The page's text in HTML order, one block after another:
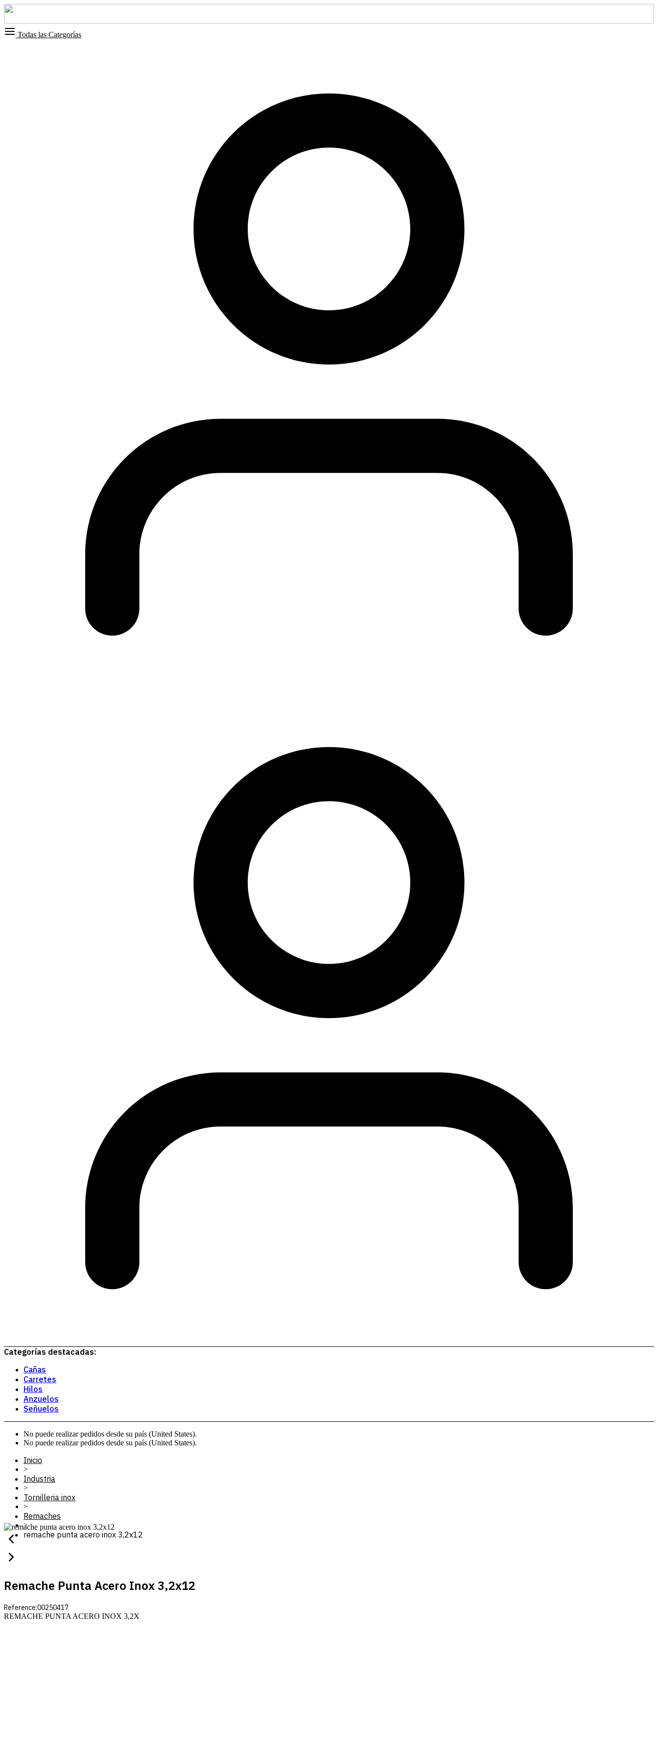
Todas las Categorías
Categorías destacadas:
Cañas
Carretes
Hilos
Anzuelos
Señuelos
No puede realizar pedidos desde su país (United States).
No puede realizar pedidos desde su país (United States).
Inicio
>
Industria
>
Tornilleria inox
>
Remaches
>
remache punta acero inox 3,2x12
Remache Punta Acero Inox 3,2x12
Reference:00250417
REMACHE PUNTA ACERO INOX 3,2X